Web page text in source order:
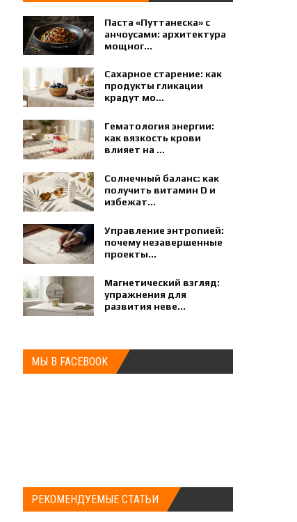
Паста «Путтанеска» с
анчоусами: архитектура
мощног...
Сахарное старение: как
продукты гликации
крадут мо...
Гематология энергии:
как вязкость крови
влияет на ...
Солнечный баланс: как
получить витамин D и
избежат...
Управление энтропией:
почему незавершенные
проекты...
Магнетический взгляд:
упражнения для
развития неве...
МЫ В FACEBOOK
РЕКОМЕНДУЕМЫЕ СТАТЬИ